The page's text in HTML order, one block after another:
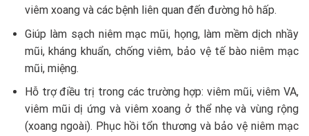
viêm xoang và các bệnh liên quan đến đường hô hấp.
Giúp làm sạch niêm mạc mũi, họng, làm mềm dịch nhầy
mũi, kháng khuẩn, chống viêm, bảo vệ tế bào niêm mạc
mũi, miệng.
Hỗ trợ điều trị trong các trường hợp: viêm mũi, viêm VA,
viêm mũi dị ứng và viêm xoang ở thể nhẹ và vùng rộng
(xoang ngoài). Phục hồi tổn thương và bảo vệ niêm mạc